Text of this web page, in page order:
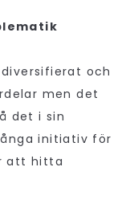
och
men det
det i sin
initiativ för
att hitta